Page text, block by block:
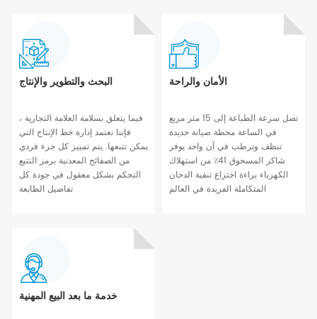
البحث والتطوير والإنتاج
فيما يتعلق بسلامة العلامة التجارية ،
فإننا نعتمد إدارة خط الإنتاج التي
يمكن تتبعها. يتم تمييز كل جزء فردي
من الصفائح المعدنية برمز التتبع
التحكم بشكل معقول في جودة كل
تفاصيل الطابعة
الأمان والراحة
تصل سرعة الطباعة إلى 15 متر مربع
في الساعة محطة صيانة جديدة
تنظف وترطب في آن واحد يوفر
شاكر المسحوق 41٪ من استهلاك
الكهرباء براءة اختراع تنقية الدخان
المتكاملة الفريدة في العالم
خدمة ما بعد البيع المهنية